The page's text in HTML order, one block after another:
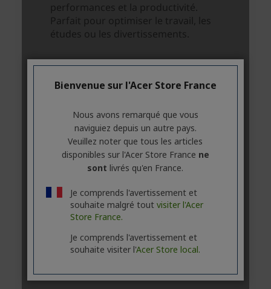
Bienvenue sur l'Acer Store France
Nous avons remarqué que vous
naviguiez depuis un autre pays.
Veuillez noter que tous les articles
disponibles sur l'Acer Store France ne
sont livrés qu'en France.
Je comprends l'avertissement et
souhaite malgré tout visiter l'Acer
Store France.
Je comprends l'avertissement et
souhaite visiter l'Acer Store local.